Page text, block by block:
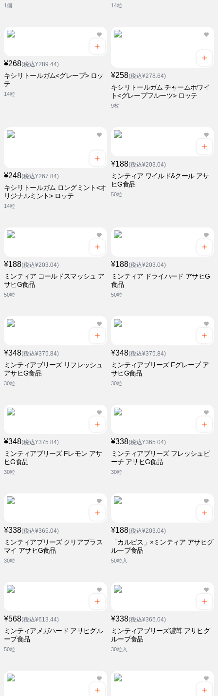
1個 14粒
¥268(税込¥289.44)
キシリトールガム<グレープ> ロッ
テ
14粒
¥258(税込¥278.64)
キシリトールガム チャームホワイ
ト<グレープフルーツ> ロッテ
9枚
¥248(税込¥267.84)
キシリトールガム ロングミント<オ
リジナルミント> ロッテ
14粒
¥188(税込¥203.04)
ミンティア ワイルド&クール アサ
ヒG食品
50粒
¥188(税込¥203.04)
ミンティア コールドスマッシュ ア
サヒG食品
50粒
¥188(税込¥203.04)
ミンティア ドライハード アサヒG
食品
50粒
¥348(税込¥375.84)
ミンティアブリーズ リフレッシュ
アサヒG食品
30粒
¥348(税込¥375.84)
ミンティアブリーズ Fグレープ ア
サヒG食品
30粒
¥348(税込¥375.84)
ミンティアブリーズ Fレモン アサ
ヒG食品
30粒
¥338(税込¥365.04)
ミンティアブリーズ フレッシュピ
ーチ アサヒG食品
30粒
¥338(税込¥365.04)
ミンティアブリーズ クリアプラス
マイ アサヒG食品
30粒
¥188(税込¥203.04)
「カルピス」×ミンティア アサヒグ
ループ食品
50粒入
¥568(税込¥613.44)
ミンティアメガハード アサヒグル
ープ食品
50粒
¥338(税込¥365.04)
ミンティアブリーズ濃苺 アサヒグ
ループ食品
30粒入